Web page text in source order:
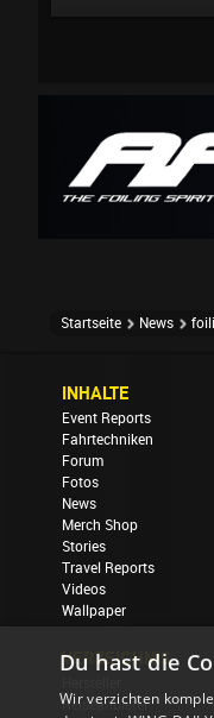
Startseite News
INHALTE
Event Reports
Fahrtechniken
Forum
Fotos
News
Merch Shop
Stories
Travel Reports
Videos
Wallpaper
VERZEICHNIS
Reiseanbieter
Du hast die
Wir verzichten